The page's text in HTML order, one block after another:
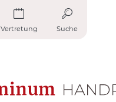
Vertretung Suche